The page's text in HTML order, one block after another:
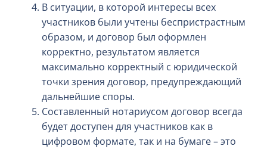
В ситуации, в которой интересы всех
участников были учтены беспристрастным
образом, и договор был оформлен
корректно, результатом является
максимально корректный с юридической
точки зрения договор, предупреждающий
дальнейшие споры.
Составленный нотариусом договор всегда
будет доступен для участников как в
цифровом формате, так и на бумаге – это